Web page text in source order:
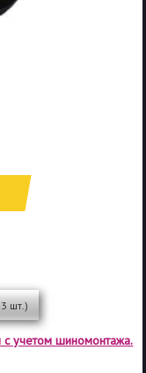
шт.)
с учетом шиномонтажа.